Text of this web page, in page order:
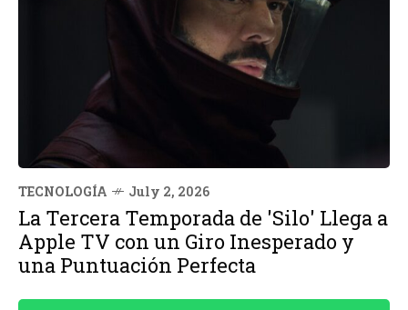
TECNOLOGÍA July 2, 2026
La Tercera Temporada de 'Silo' Llega a
Apple TV con un Giro Inesperado y
una Puntuación Perfecta